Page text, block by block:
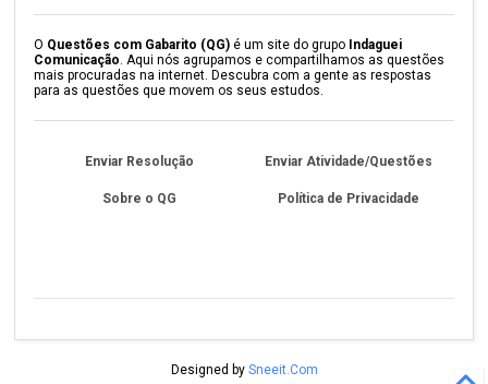
O Questões com Gabarito (QG) é um site do grupo Indaguei
Comunicação. Aqui nós agrupamos e compartilhamos as questões
mais procuradas na internet. Descubra com a gente as respostas
para as questões que movem os seus estudos.
Enviar Resolução Enviar Atividade/Questões
Sobre o QG Política de Privacidade
Designed by Sneeit.Com